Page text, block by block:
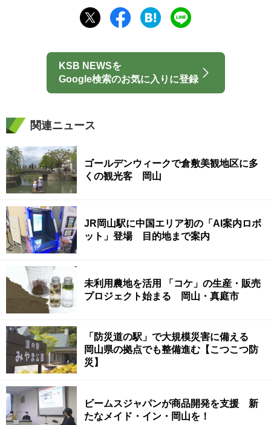
KSB NEWSを
Google検索のお気に入りに登録
関連ニュース
ゴールデンウィークで倉敷美観地区に多
くの観光客 岡山
JR岡山駅に中国エリア初の「AI案内ロボ
ット」登場 目的地まで案内
未利用農地を活用 「コケ」の生産・販売
プロジェクト始まる 岡山・真庭市
「防災道の駅」で大規模災害に備える
岡山県の拠点でも整備進む【こつこつ防
災】
ビームスジャパンが商品開発を支援 新
たなメイド・イン・岡山を！